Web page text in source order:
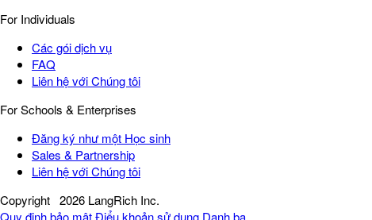
For Individuals
Các gói dịch vụ
FAQ
Liên hệ với Chúng tôi
For Schools & Enterprises
Đăng ký như một Học sinh
Sales & Partnership
Liên hệ với Chúng tôi
Copyright 2026 LangRich Inc.